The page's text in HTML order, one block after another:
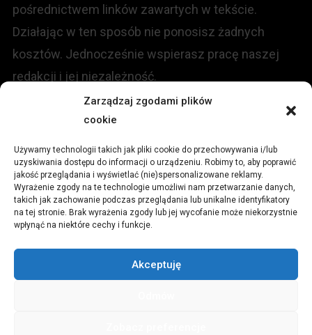
Zarządzaj zgodami plików
cookie
Używamy technologii takich jak pliki cookie do przechowywania i/lub
uzyskiwania dostępu do informacji o urządzeniu. Robimy to, aby poprawić
jakość przeglądania i wyświetlać (nie)spersonalizowane reklamy.
Wyrażenie zgody na te technologie umożliwi nam przetwarzanie danych,
takich jak zachowanie podczas przeglądania lub unikalne identyfikatory
na tej stronie. Brak wyrażenia zgody lub jej wycofanie może niekorzystnie
wpłynąć na niektóre cechy i funkcje.
Akceptuję
pośrednictwem linków zawartych w tekście.
Działając w ten sposób nie ponosisz żadnych
kosztów. Jednocześnie wspierasz pracę naszej
redakcji i jej niezależność.
Redakcja portalu:
ul.Stara 13, 42-600 Tarnowskie Góry
TEL:+48 509 547 822
redakcja@czytamiwiem.pl